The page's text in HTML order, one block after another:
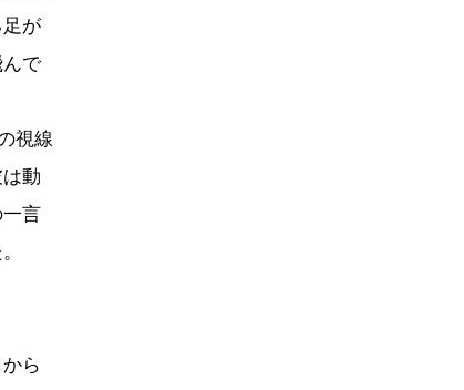
が
で
視線
動
言
ら